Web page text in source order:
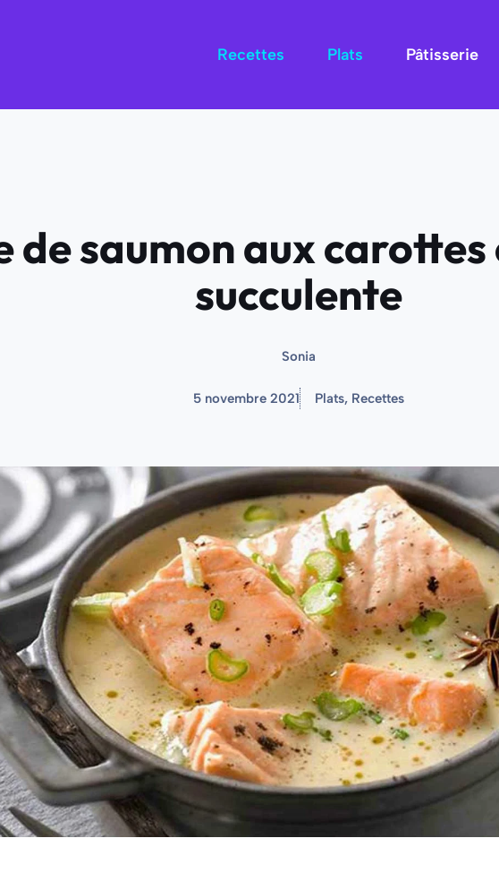
Recettes Plats Pâtisserie
de saumon aux
succulente
Sonia
5 novembre 2021 Plats, Recettes